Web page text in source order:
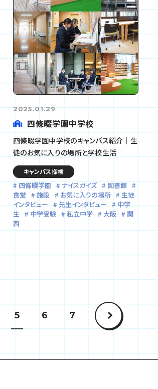
2025.01.29
四條畷学園中学校
四條畷学園中学校のキャンパス紹介｜生
徒のお気に入りの場所と学校生活
キャンパス探検
四條畷学園 ナイスガイズ
図書館
食堂
施設 お気に入りの場所
生徒
インタビュー
先生インタビュー
中学
生
中学受験 私立中学 大阪
関
西
5 6 7